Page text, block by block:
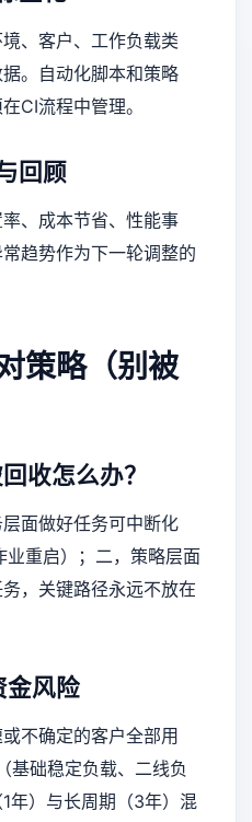
、客户、工作负载类
。自动化脚本和策略
CI流程中管理。
回顾
、成本节省、性能事
趋势作为下一轮调整的
策略（别被
收怎么办？
面做好任务可中断化
业重启）；二，策略层面
，关键路径永远不放在
金风险
不确定的客户全部用
基础稳定负载、二线负
年）与长周期（3年）混